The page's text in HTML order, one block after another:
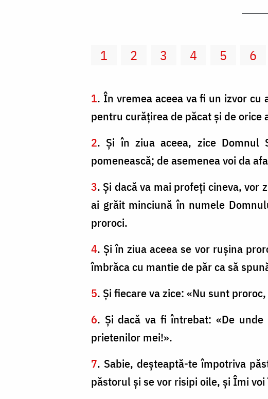
1 2 3 4 5 6
1. În vremea aceea va fi un izvor
pentru curăţirea de păcat şi de orice
2. Şi în ziua aceea, zice Domnul
pomenească; de asemenea voi da
3. Şi dacă va mai profeţi cineva, vor
ai grăit minciună în numele
proroci.
4. Şi în ziua aceea se vor ruşina
îmbrăca cu mantie de păr ca să
5. Şi fiecare va zice: «Nu sunt
6. Şi dacă va fi întrebat: «De
prietenilor mei!».
7. Sabie, deşteaptă-te împotriva
păstorul şi se vor risipi oile, şi Îmi